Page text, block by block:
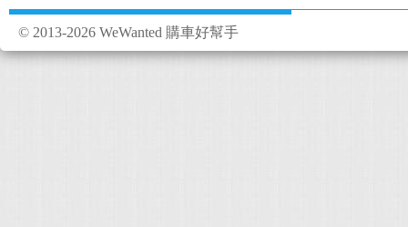
© 2013-2026 WeWanted 購車好幫手